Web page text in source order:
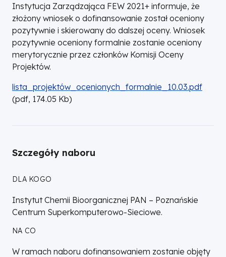
Instytucja Zarządzająca FEW 2021+ informuje, że
złożony wniosek o dofinansowanie został oceniony
pozytywnie i skierowany do dalszej oceny. Wniosek
pozytywnie oceniony formalnie zostanie oceniony
merytorycznie przez członków Komisji Oceny
Projektów.
DOKUMENT
lista_projektów_ocenionych_formalnie_10.03.pdf
(pdf, 174.05 Kb)
Szczegóły naboru
DLA KOGO
Instytut Chemii Bioorganicznej PAN – Poznańskie
Centrum Superkomputerowo-Sieciowe.
NA CO
W ramach naboru dofinansowaniem zostanie objęty